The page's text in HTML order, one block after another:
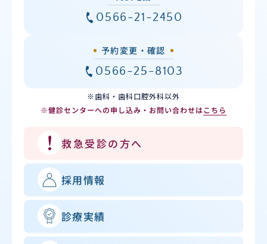
0566-21-2450
予約変更・確認
0566-25-8103
※歯科・歯科口腔外科以外
※健診センターへの申し込み・お問い合わせはこちら
救急受診の方へ
採用情報
診療実績